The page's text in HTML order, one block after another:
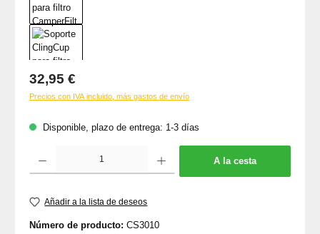
Precio normal:
32,95 €
Precios con IVA incluido, más gastos de envío
Disponible, plazo de entrega: 1-3 días
A la cesta
Añadir a la lista de deseos
Número de producto: CS3010